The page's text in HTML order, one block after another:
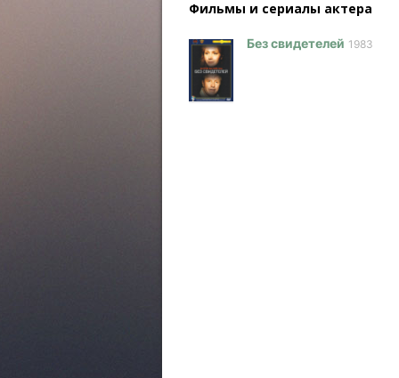
Фильмы и сериалы актера
Без свидетелей 1983